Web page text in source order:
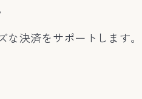
決済をサポートします。